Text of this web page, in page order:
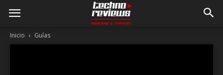
Inicio Guías